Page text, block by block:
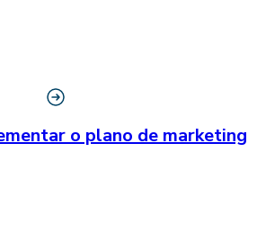
o plano de marketing